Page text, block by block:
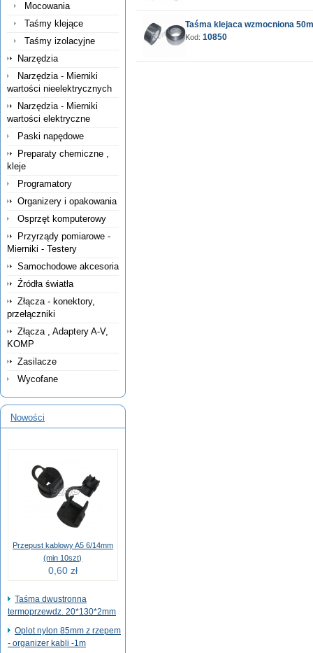
Mocowania
Taśmy klejące
Taśmy izolacyjne
Narzędzia
Narzędzia - Mierniki
wartości nieelektrycznych
Narzędzia - Mierniki
wartości elektryczne
Paski napędowe
Preparaty chemiczne ,
kleje
Programatory
Organizery i opakowania
Osprzęt komputerowy
Przyrządy pomiarowe -
Mierniki - Testery
Samochodowe akcesoria
Źródła światła
Złącza - konektory,
przełączniki
Złącza , Adaptery A-V,
KOMP
Zasilacze
Wycofane
Nowości
Przepust kablowy A5 6/14mm
(min 10szt)
0,60 zł
Taśma dwustronna
termoprzewdz. 20*130*2mm
Oplot nylon 85mm z rzepem
- organizer kabli -1m
Taśma klejaca wzmocniona
Kod: 10850